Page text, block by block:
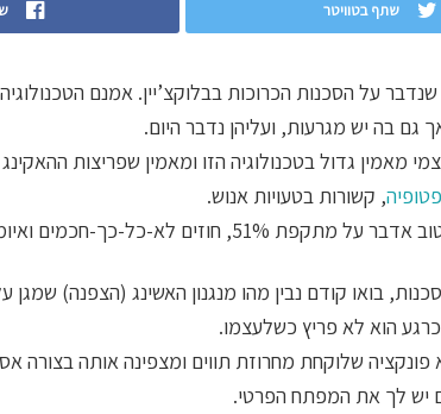
שתף בטוויטר
שנדבר על הסכנות הכרוכות בבלוקצ’יין. אמנם
גם בה יש מגרעות, ועליהן נדבר היום.
מאמין גדול בטכנולוגיה הזו ומאמין שפריצות
, קשורות בטעויות אנוש.
חוזים לא-כל-כך-חכמים ואיומים נפוצים.
בואו קודם נבין מהו מנגנון האשינג (הצפנה) שמגן
הוא לא פריץ כשלעצמו.
פונקציה שלוקחת מחרוזת תווים ומצפינה אותה בצורה
יש לך את המפתח הפרטי.